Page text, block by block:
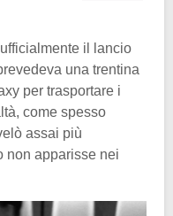
il lancio
una trentina
per trasportare i
come spesso
assai più
non apparisse nei